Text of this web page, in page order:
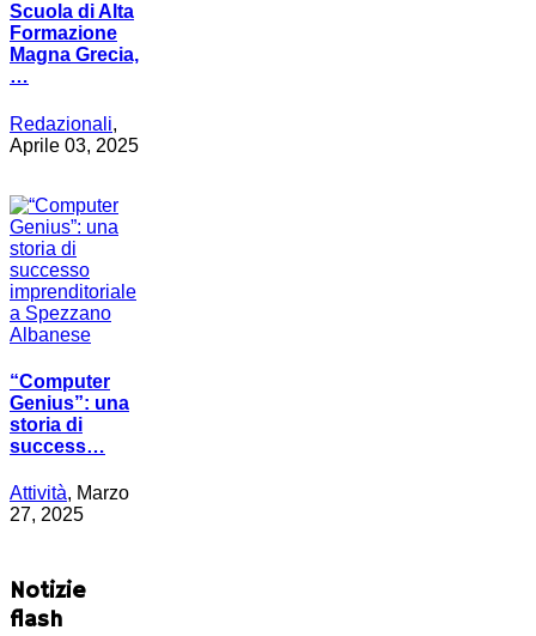
Scuola di Alta
Formazione
Magna Grecia,
…
Redazionali,
Aprile 03, 2025
“Computer
Genius”: una
storia di
success…
Attività, Marzo
27, 2025
Notizie
flash